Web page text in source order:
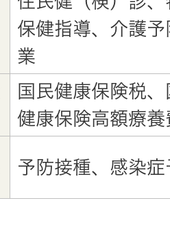
保健指導、介護予
業
国民健康保険税、
健康保険高額療養
予防接種、感染症